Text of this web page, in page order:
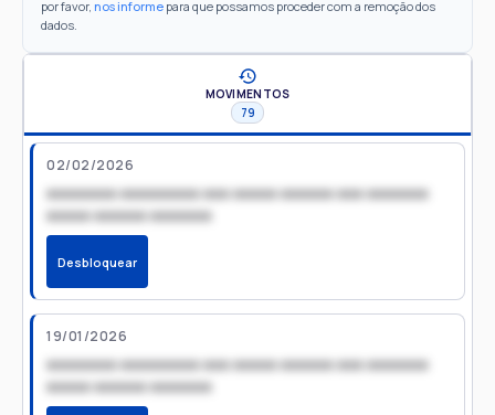
por favor, nos informe para que possamos proceder com a remoção dos
dados.
MOVIMENTOS
79
02/02/2026
xxxxxxxx xxxxxxxxx xxx xxxxx xxxxxx xxx xxxxxxx
xxxxx xxxxxx xxxxxxx
Desbloquear
19/01/2026
xxxxxxxx xxxxxxxxx xxx xxxxx xxxxxx xxx xxxxxxx
xxxxx xxxxxx xxxxxxx